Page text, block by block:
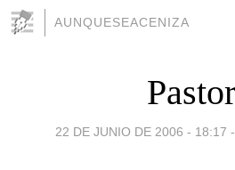
AUNQUESEACENIZA
22 DE JUNIO DE 2006 - 18:17 -